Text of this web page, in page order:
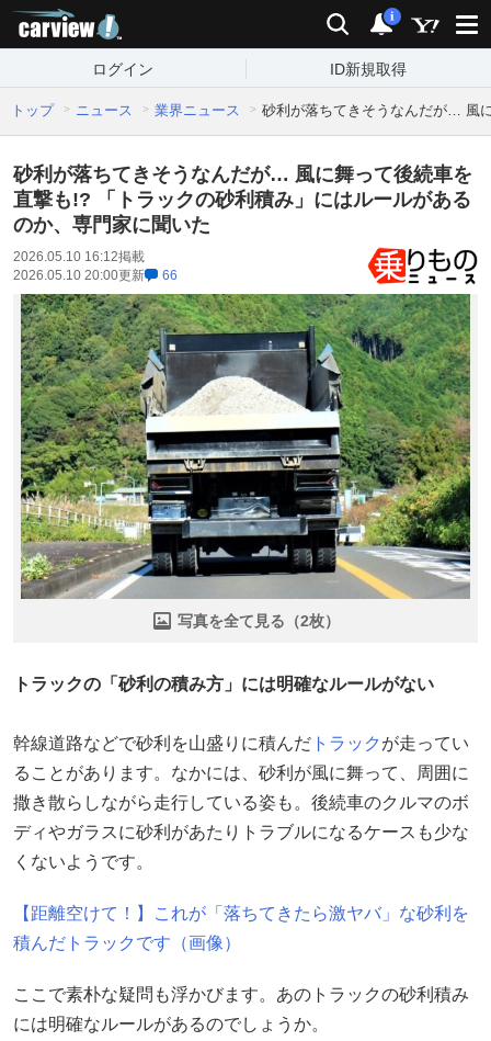
検索 通知
i
ログイン ID新規取得
トップ ニュース 業界ニュース 砂利が落ちてきそうなんだが… 風
砂利が落ちてきそうなんだが… 風に舞って後続車を
直撃も!? 「トラックの砂利積み」にはルールがある
のか、専門家に聞いた
2026.05.10 16:12掲載
2026.05.10 20:00更新 66
写真を全て見る（2枚）
トラックの「砂利の積み方」には明確なルールがない
幹線道路などで砂利を山盛りに積んだ トラック が走ってい
ることがあります。なかには、砂利が風に舞って、周囲に
撒き散らしながら走行している姿も。後続車のクルマのボ
ディやガラスに砂利があたりトラブルになるケースも少な
くないようです。
【距離空けて！】これが「落ちてきたら激ヤバ」な砂利を
積んだトラックです（画像）
ここで素朴な疑問も浮かびます。あのトラックの砂利積み
には明確なルールがあるのでしょうか。